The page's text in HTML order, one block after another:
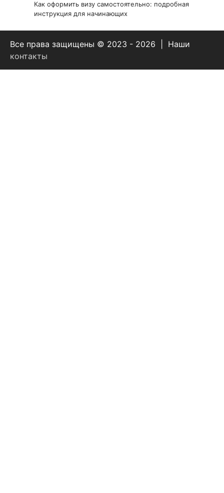
Как оформить визу самостоятельно: подробная
инструкция для начинающих
Все права защищены © 2023 - 2026 | Наши
контакты